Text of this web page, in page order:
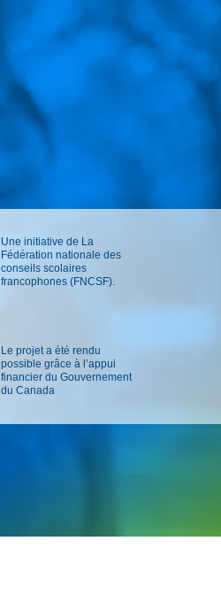
Une initiative de La
Fédération nationale des
conseils scolaires
francophones (FNCSF).
Le projet a été rendu
possible grâce à l’appui
financier du Gouvernement
du Canada